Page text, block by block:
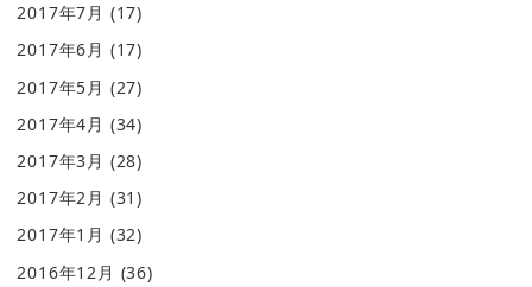
2017年7月 (17)
2017年6月 (17)
2017年5月 (27)
2017年4月 (34)
2017年3月 (28)
2017年2月 (31)
2017年1月 (32)
2016年12月 (36)